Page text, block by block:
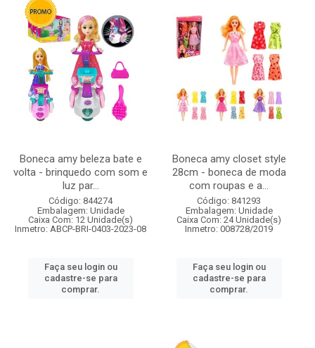
Boneca amy beleza bate e
volta - brinquedo com som e
luz par...
Código: 844274
Embalagem: Unidade
Caixa Com: 12 Unidade(s)
Inmetro: ABCP-BRI-0403-2023-08
Faça seu login ou
cadastre-se para
comprar.
Boneca amy closet style
28cm - boneca de moda
com roupas e a...
Código: 841293
Embalagem: Unidade
Caixa Com: 24 Unidade(s)
Inmetro: 008728/2019
Faça seu login ou
cadastre-se para
comprar.